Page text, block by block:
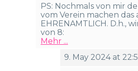
PS: Nochmals von mir
vom Verein machen das
EHRENAMTLICH. D.h.,
von 8:
Mehr ...
9. May 2024 at